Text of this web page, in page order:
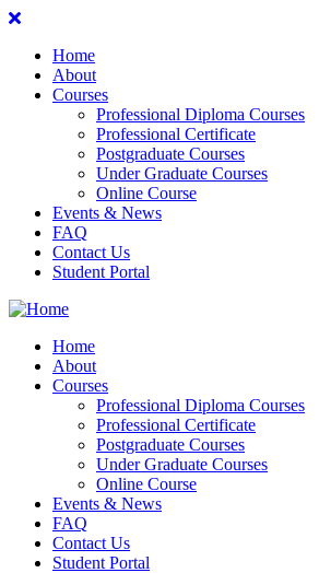
Home
About
Courses
Professional Diploma Courses
Professional Certificate
Postgraduate Courses
Under Graduate Courses
Online Course
Events & News
FAQ
Contact Us
Student Portal
Home
About
Courses
Professional Diploma Courses
Professional Certificate
Postgraduate Courses
Under Graduate Courses
Online Course
Events & News
FAQ
Contact Us
Student Portal